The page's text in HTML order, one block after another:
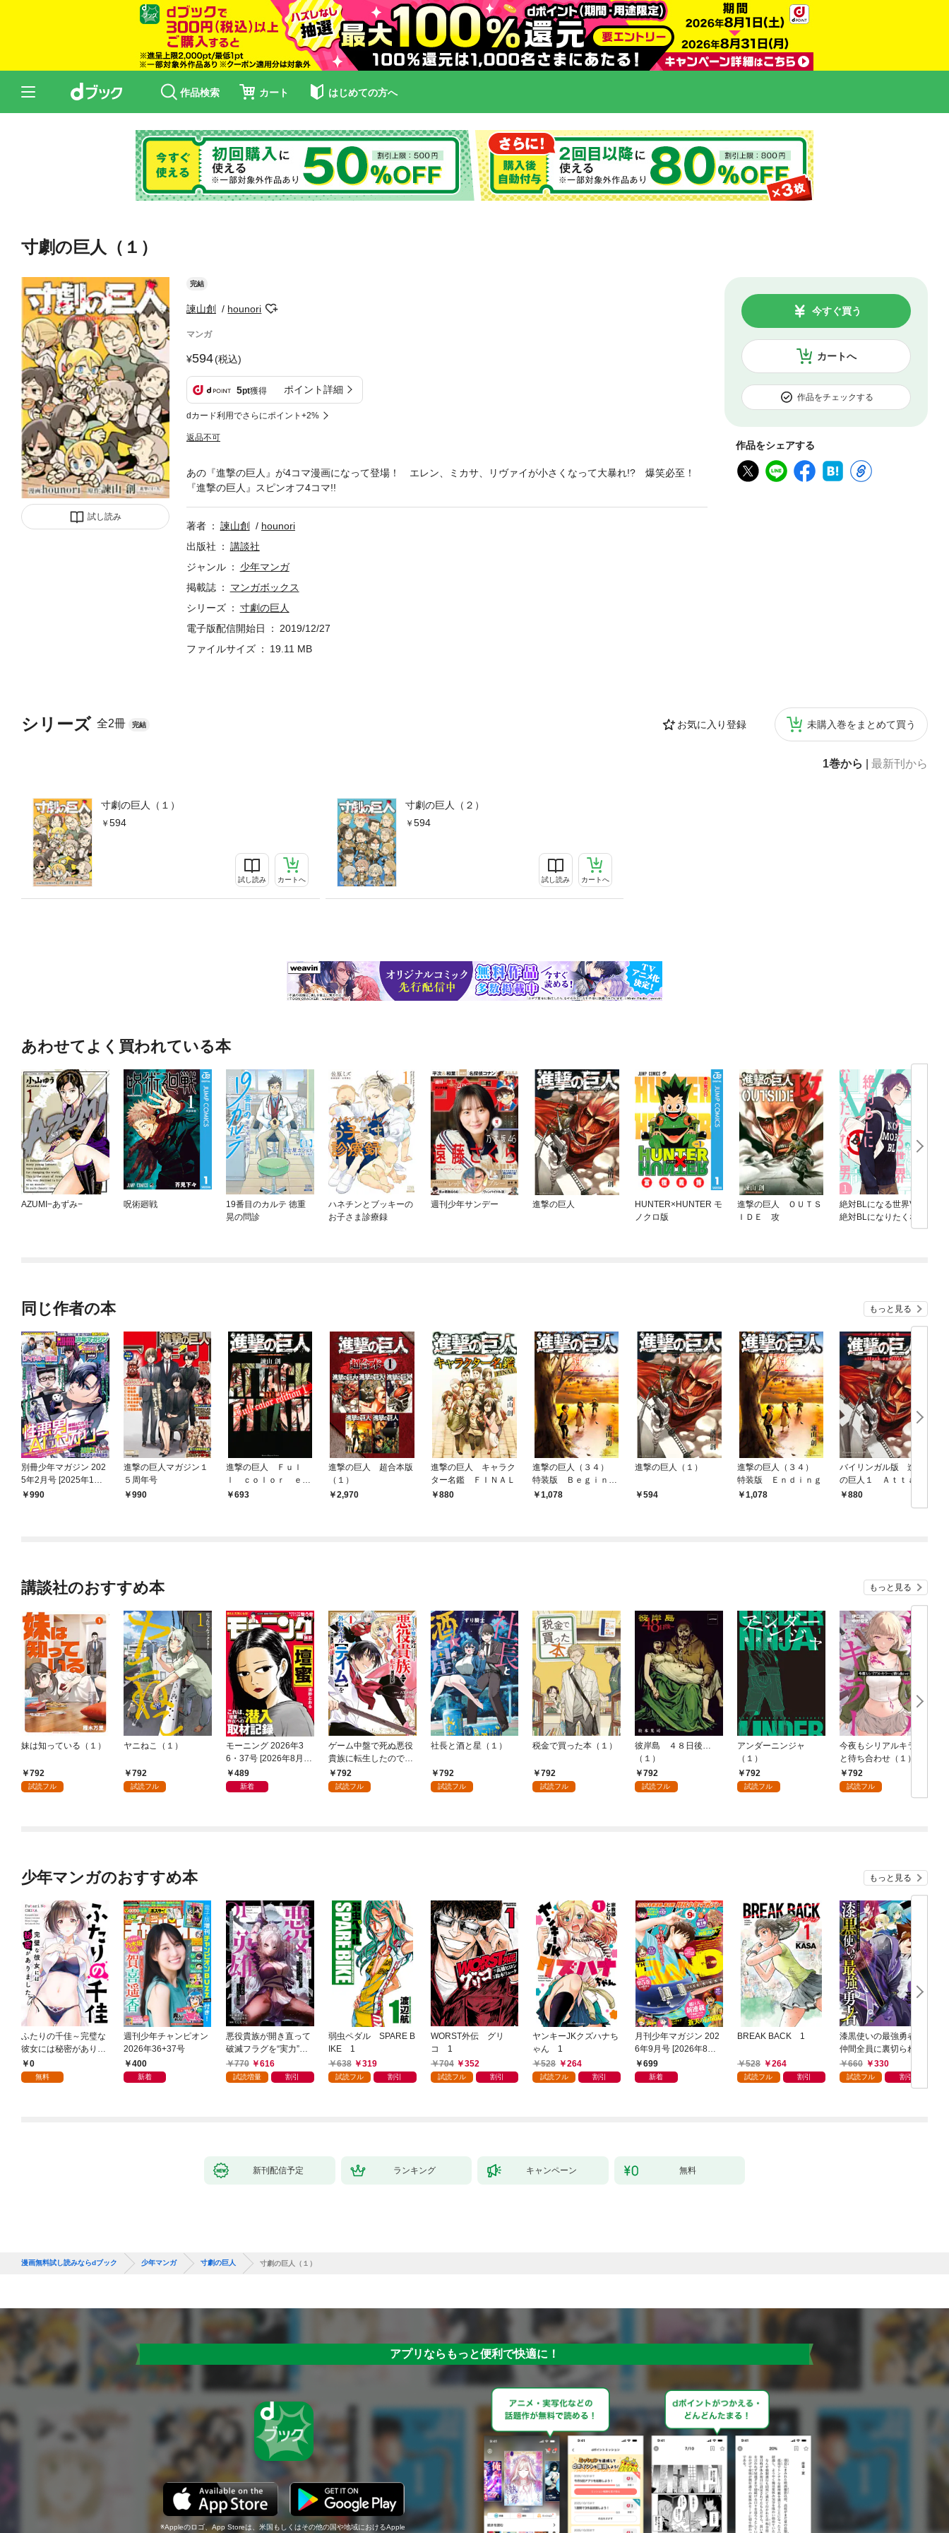
作品検索 カート はじめての方へ
寸劇の巨人（１）
試し読み
完結
諫山創 hounori
マンガ
594(税込)
5pt獲得 ポイント詳細
dカード利用でさらにポイント+2%
返品不可
カートへ
今すぐ買う
作品をチェックする
作品をシェアする
シリーズ 全2冊 完結 お気に入り登録 未購入巻をまとめて買う
1巻から 最新刊から
寸劇の巨人（１）
594
試し読み カートへ
寸劇の巨人（２）
594
試し読み カートへ
あの『進撃の巨人』が4コマ漫画になって登場！ エレン、ミカサ、リヴァイが小さくなって大暴れ!? 爆笑必至！
『進撃の巨人』スピンオフ4コマ!!
著者 諫山創
hounori
出版社
講談社
ジャンル
少年マンガ
掲載誌
マンガボックス
シリーズ
寸劇の巨人
電子版配信開始日
2019/12/27
ファイルサイズ
19.11 MB
あわせてよく買われている本
AZUMI−あずみ− 呪術廻戦
19番目のカルテ 徳重
晃の問診
ハネチンとブッキーの
お子さま診療録
週刊少年サンデー 進撃の巨人
HUNTER×HUNTER モ
ノクロ版
進撃の巨人 ＯＵＴＳ
ＩＤＥ 攻
絶対BLになる世界VS
絶対BLになりたくない
同じ作者の本 もっと見る
別冊少年マガジン 202
5年2月号 [2025年1月9
日発売]
990
進撃の巨人マガジン１
５周年号
990
進撃の巨人 Ｆｕｌ
ｌ ｃｏｌｏｒ ｅｄ
ｉｔｉｏｎ（１）
693
進撃の巨人 超合本版
（１）
2,970
進撃の巨人 キャラク
ター名鑑 ＦＩＮＡＬ
880
進撃の巨人（３４）
特装版 Ｂｅｇｉｎｎ
ｉｎｇ
1,078
進撃の巨人（１）
594
進撃の巨人（３４）
特装版 Ｅｎｄｉｎｇ
1,078
バイリンガル版 進撃
の巨人１ Ａｔｔａｃ
ｋ ｏｎ Ｔｉｔａ
880
講談社のおすすめ本 もっと見る
妹は知っている（１）
792
試読フル
ヤニねこ（１）
792
試読フル
モーニング 2026年3
6・37号 [2026年8月6
日発売]
489
新着
ゲーム中盤で死ぬ悪役
貴族に転生したので、
外れスキル【テイム】
を駆使して最強を目指
792
試読フル
社長と酒と星（１）
792
試読フル
税金で買った本（１）
792
試読フル
彼岸島 ４８日後…
（１）
792
試読フル
アンダーニンジャ
（１）
792
試読フル
今夜もシリアルキラー
と待ち合わせ（１）
792
試読フル
少年マンガのおすすめ本 もっと見る
ふたりの千佳～完璧な
彼女には秘密がありま
した(1)
0
無料
週刊少年チャンピオン
2026年36+37号
400
新着
悪役貴族が開き直って
破滅フラグを“実力”で
叩き折っていたら、い
つの間にかヒロイン達
770 616
試読増量 割引
弱虫ペダル SPARE B
IKE 1
638
319
試読フル 割引
WORST外伝 グリ
コ 1
704
352
試読フル 割引
ヤンキーJKクズハナち
ゃん 1
528
264
試読フル 割引
月刊少年マガジン 202
6年9月号 [2026年8月6
日発売]
699
新着
BREAK BACK 1
528 264
試読フル 割引
漆黒使いの最強勇者
仲間全員に裏切られた
ので最強の魔物と組み
ます 1巻
660 330
試読フル 割引
新刊配信予定 ランキング キャンペーン 無料
漫画無料試し読みならdブック 少年マンガ 寸劇の巨人 寸劇の巨人（１）
アプリならもっと便利で快適に！
Appleのロゴ、App Storeは、米国もしくはその他の国や地域におけるApple